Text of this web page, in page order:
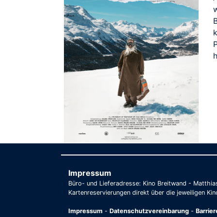
Impressum
Büro- und Lieferadresse: Kino Breitwand -
Kartenreservierungen direkt über die jeweiligen
Impressum - Datenschutzvereinbarung -